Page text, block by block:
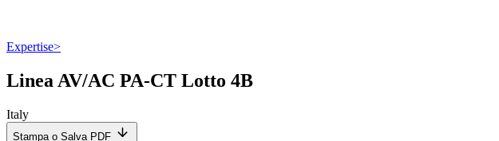
Expertise>
Linea AV/AC PA-CT Lotto 4B
Italy
Stampa o Salva PDF